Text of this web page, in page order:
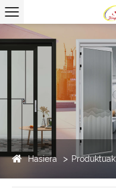
Hasiera Produktuak